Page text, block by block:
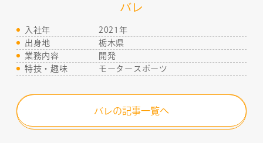
バレ
入社年
2021年
出身地
栃木県
業務内容
開発
特技・趣味
モータースポーツ
バレの記事一覧へ